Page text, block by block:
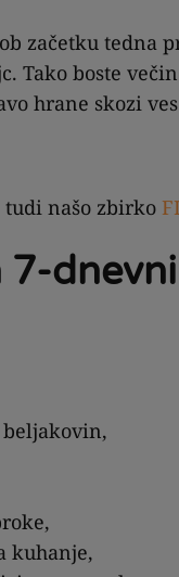
začetku tedna
Tako boste
hrane skozi
tudi našo zbirko
7-
kuhanje,